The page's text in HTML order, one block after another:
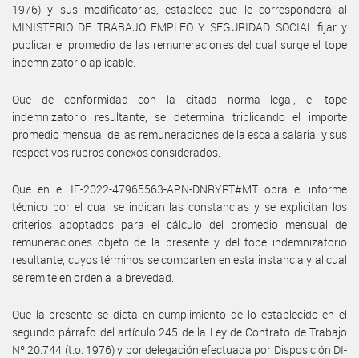
1976) y sus modificatorias, establece que le corresponderá al
MINISTERIO DE TRABAJO EMPLEO Y SEGURIDAD SOCIAL fijar y
publicar el promedio de las remuneraciones del cual surge el tope
indemnizatorio aplicable.
Que de conformidad con la citada norma legal, el tope
indemnizatorio resultante, se determina triplicando el importe
promedio mensual de las remuneraciones de la escala salarial y sus
respectivos rubros conexos considerados.
Que en el IF-2022-47965563-APN-DNRYRT#MT obra el informe
técnico por el cual se indican las constancias y se explicitan los
criterios adoptados para el cálculo del promedio mensual de
remuneraciones objeto de la presente y del tope indemnizatorio
resultante, cuyos términos se comparten en esta instancia y al cual
se remite en orden a la brevedad.
Que la presente se dicta en cumplimiento de lo establecido en el
segundo párrafo del artículo 245 de la Ley de Contrato de Trabajo
Nº 20.744 (t.o. 1976) y por delegación efectuada por Disposición DI-